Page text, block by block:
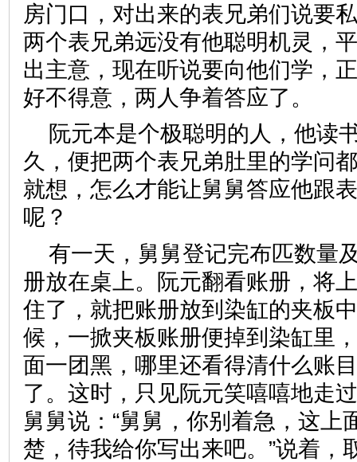
房门口，对出来的表兄弟们说要
两个表兄弟远没有他聪明机灵，
出主意，现在听说要向他们学，
好不得意，两人争着答应了。
阮元本是个极聪明的人，他读
久，便把两个表兄弟肚里的学问
就想，怎么才能让舅舅答应他跟
呢？
有一天，舅舅登记完布匹数量
册放在桌上。阮元翻看账册，将
住了，就把账册放到染缸的夹板
候，一掀夹板账册便掉到染缸里
面一团黑，哪里还看得清什么账
了。这时，只见阮元笑嘻嘻地走
舅舅说：“舅舅，你别着急，这上
楚，待我给你写出来吧。”说着，